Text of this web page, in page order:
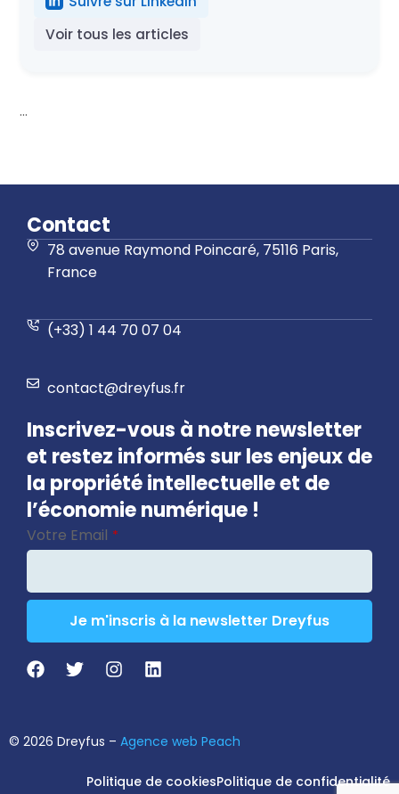
Voir tous les articles
...
Contact
78 avenue Raymond Poincaré, 75116 Paris,
France
(+33) 1 44 70 07 04
contact@dreyfus.fr
Inscrivez-vous à notre newsletter
et restez informés sur les enjeux de
la propriété intellectuelle et de
l’économie numérique !
Votre Email *
Je m'inscris à la newsletter Dreyfus
Business
© 2026 Dreyfus – Agence web Peach
Politique de cookiesPolitique de confidentialité